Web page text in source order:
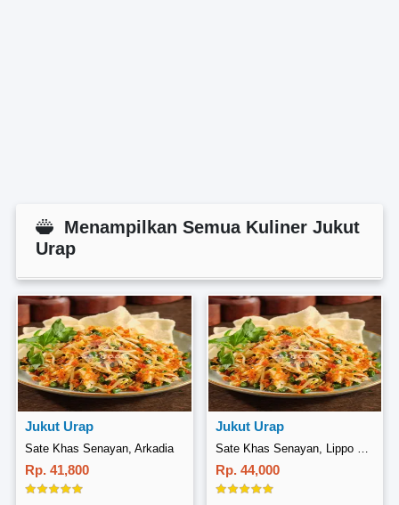
Menampilkan Semua Kuliner Jukut
Urap
Jukut Urap
Sate Khas Senayan, Arkadia
Rp. 41,800
Jukut Urap
Sate Khas Senayan, Lippo Mall Puri
Rp. 44,000